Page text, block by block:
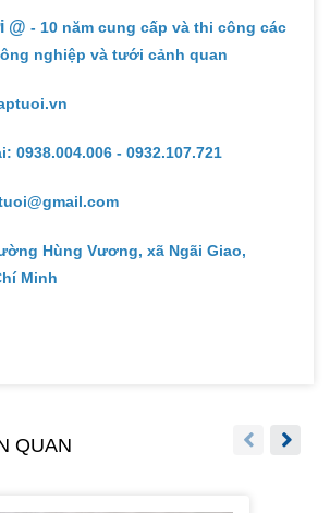
@ - 10 năm cung cấp và thi công các
nghiệp và tưới cảnh quan
0938.004.006 - 0932.107.721
Hùng Vương, xã Ngãi Giao,
Minh
QUAN